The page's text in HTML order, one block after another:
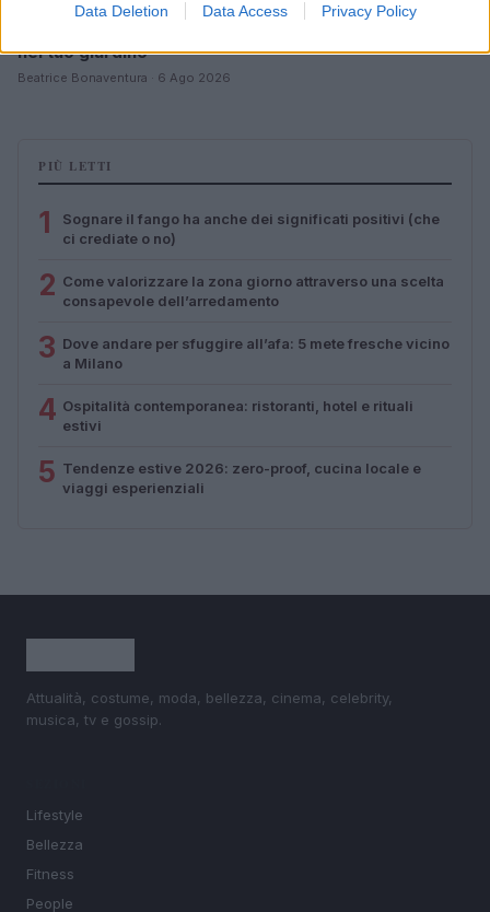
Data Deletion Data Access Privacy Policy
nel tuo giardino
Beatrice Bonaventura · 6 Ago 2026
PIÙ LETTI
1
Sognare il fango ha anche dei significati positivi (che
ci crediate o no)
2 Come valorizzare la zona giorno attraverso una scelta
consapevole dell’arredamento
3 Dove andare per sfuggire all’afa: 5 mete fresche vicino
a Milano
4 Ospitalità contemporanea: ristoranti, hotel e rituali
estivi
5 Tendenze estive 2026: zero-proof, cucina locale e
viaggi esperienziali
Attualità, costume, moda, bellezza, cinema, celebrity,
musica, tv e gossip.
Lifestyle
Bellezza
Fitness
People